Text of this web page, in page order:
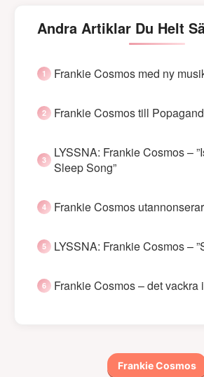
Andra Artiklar Du Helt
Frankie Cosmos med ny
Frankie Cosmos till
LYSSNA: Frankie Cosmos –
Sleep Song”
Frankie Cosmos
LYSSNA: Frankie Cosmos –
Frankie Cosmos – det vackra
Frankie Cosmos